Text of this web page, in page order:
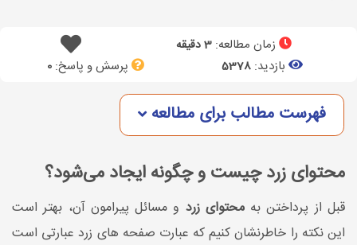
زمان مطالعه: 3 دقیقه
بازدید:5378 پرسش و پاسخ:0
فهرست مطالب برای مطالعه
محتوای زرد چیست و چگونه ایجاد می‌شود؟
قبل از پرداختن بهمحتوای زرد و مسائل پیرامون آن، بهتر است
این نکته را خاطرنشان کنیم که عبارت صفحه های زرد عبارتی است